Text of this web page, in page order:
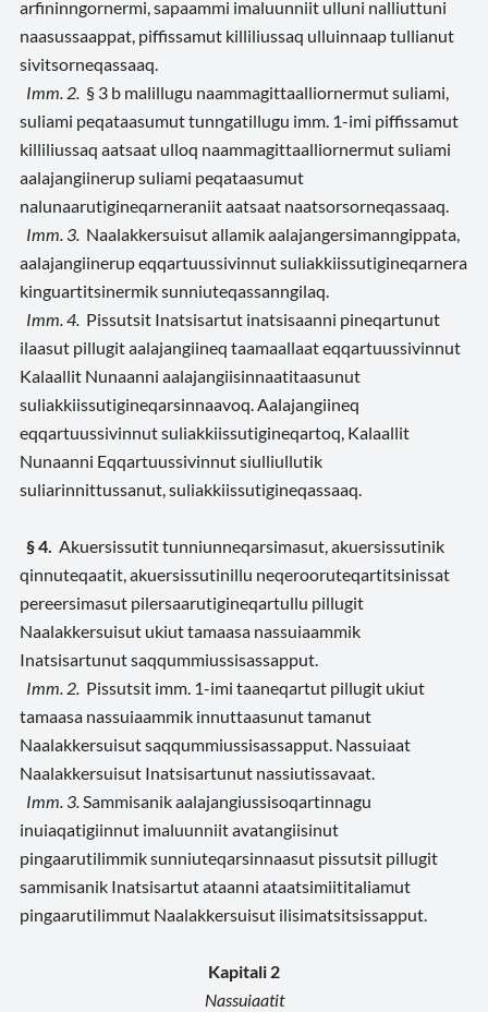
arfininngornermi, sapaammi imaluunniit ulluni nalliuttuni
naasussaappat, piffissamut killiliussaq ulluinnaap tullianut
sivitsorneqassaaq.
Imm. 2. § 3 b malillugu naammagittaalliornermut suliami,
suliami peqataasumut tunngatillugu imm. 1-imi piffissamut
killiliussaq aatsaat ulloq naammagittaalliornermut suliami
aalajangiinerup suliami peqataasumut
nalunaarutigineqarneraniit aatsaat naatsorsorneqassaaq.
Imm. 3. Naalakkersuisut allamik aalajangersimanngippata,
aalajangiinerup eqqartuussivinnut suliakkiissutigineqarnera
kinguartitsinermik sunniuteqassanngilaq.
Imm. 4. Pissutsit Inatsisartut inatsisaanni pineqartunut
ilaasut pillugit aalajangiineq taamaallaat eqqartuussivinnut
Kalaallit Nunaanni aalajangiisinnaatitaasunut
suliakkiissutigineqarsinnaavoq. Aalajangiineq
eqqartuussivinnut suliakkiissutigineqartoq, Kalaallit
Nunaanni Eqqartuussivinnut siulliullutik
suliarinnittussanut, suliakkiissutigineqassaaq.
§ 4. Akuersissutit tunniunneqarsimasut, akuersissutinik
qinnuteqaatit, akuersissutinillu neqerooruteqartitsinissat
pereersimasut pilersaarutigineqartullu pillugit
Naalakkersuisut ukiut tamaasa nassuiaammik
Inatsisartunut saqqummiussisassapput.
Imm. 2. Pissutsit imm. 1-imi taaneqartut pillugit ukiut
tamaasa nassuiaammik innuttaasunut tamanut
Naalakkersuisut saqqummiussisassapput. Nassuiaat
Naalakkersuisut Inatsisartunut nassiutissavaat.
Imm. 3. Sammisanik aalajangiussisoqartinnagu
inuiaqatigiinnut imaluunniit avatangiisinut
pingaarutilimmik sunniuteqarsinnaasut pissutsit pillugit
sammisanik Inatsisartut ataanni ataatsimiititaliamut
pingaarutilimmut Naalakkersuisut ilisimatsitsissapput.
Kapitali 2
Nassuiaatit